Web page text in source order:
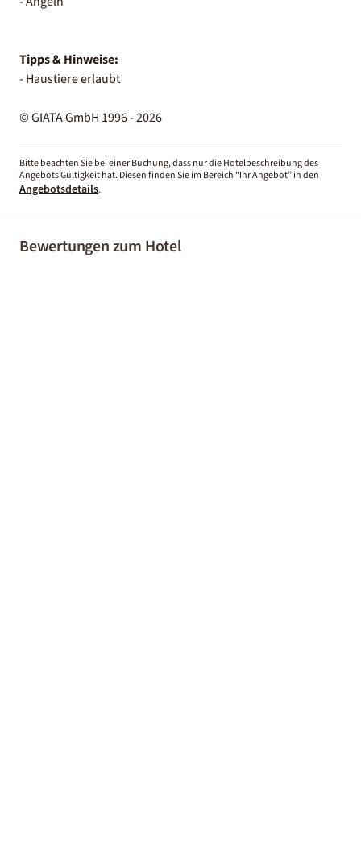
Tipps & Hinweise:
- Haustiere erlaubt
© GIATA GmbH 1996 - 2026
Bitte beachten Sie bei einer Buchung, dass nur die Hotelbeschreibung des
Angebots Gültigkeit hat. Diesen finden Sie im Bereich “Ihr Angebot” in den
Angebotsdetails.
Bewertungen zum Hotel